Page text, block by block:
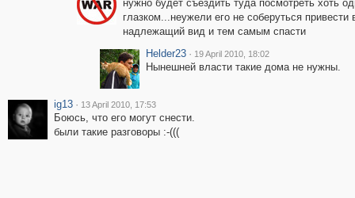
нужно будет съездить туда посмотреть хоть
глазком...неужели его не соберуться привести
надлежащий вид и тем самым спасти
Helder23 · 19 April 2010, 18:02
Нынешней власти такие дома не нужны.
ig13 · 13 April 2010, 17:53
Боюсь, что его могут снести.
были такие разговоры :-(((